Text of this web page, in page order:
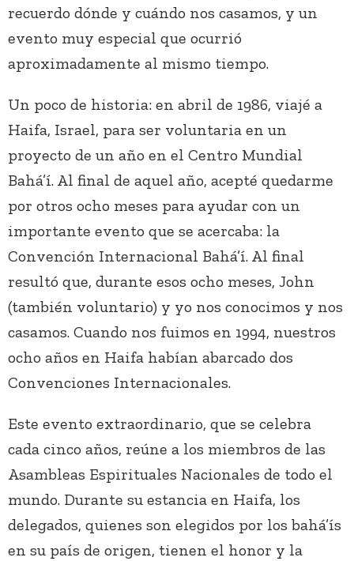
recuerdo dónde y cuándo nos casamos, y un
evento muy especial que ocurrió
aproximadamente al mismo tiempo.
Un poco de historia: en abril de 1986, viajé a
Haifa, Israel, para ser voluntaria en un
proyecto de un año en el Centro Mundial
Bahá’í. Al final de aquel año, acepté quedarme
por otros ocho meses para ayudar con un
importante evento que se acercaba: la
Convención Internacional Bahá’í. Al final
resultó que, durante esos ocho meses, John
(también voluntario) y yo nos conocimos y nos
casamos. Cuando nos fuimos en 1994, nuestros
ocho años en Haifa habían abarcado dos
Convenciones Internacionales.
Este evento extraordinario, que se celebra
cada cinco años, reúne a los miembros de las
Asambleas Espirituales Nacionales de todo el
mundo. Durante su estancia en Haifa, los
delegados, quienes son elegidos por los bahá’ís
en su país de origen, tienen el honor y la